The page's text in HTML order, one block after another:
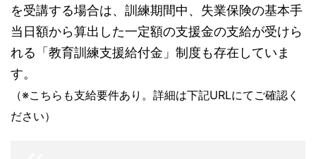
を受講する場合は、訓練期間中、失業保険の基本手
当日額から算出した一定額の支援金の支給が受けら
れる「教育訓練支援給付金」制度も存在していま
す。
（※こちらも支給要件あり。詳細は下記URLにてご確認く
ださい）